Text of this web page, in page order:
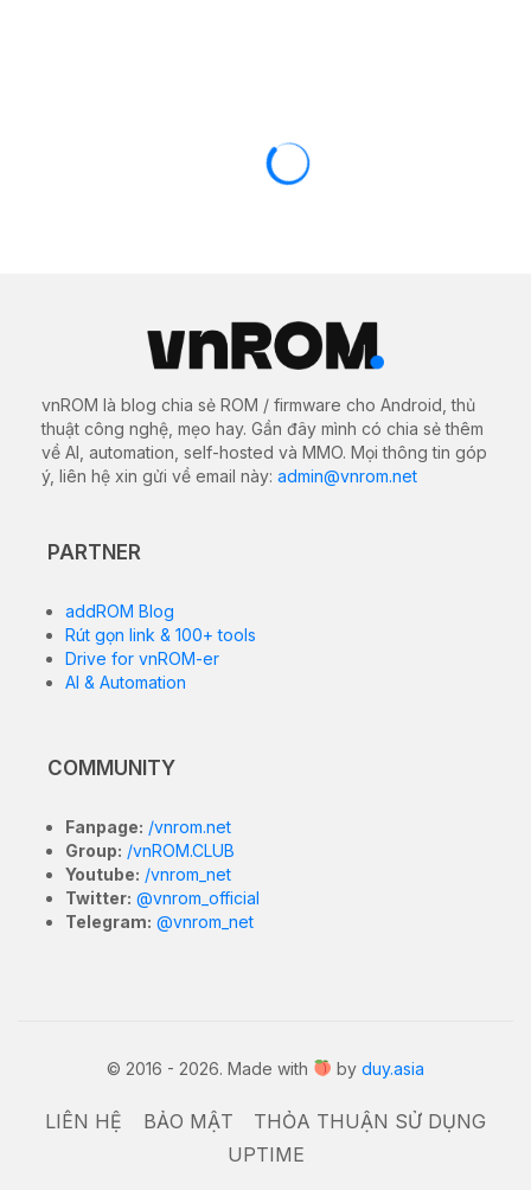
APPLE THỦ THUẬT HAY
Cách cài đặt Always-on Display cho
Apple hỗ trợ
Always-on Displaylà tính năng cho phép người dùng
xem giờ và thông báo quan trọng ngay cả khi màn
bạn sở hữu iPhone 12 hoặc iPhone 13, vẫn có cách để
thuật đơn giản.
Dưới đây là hướng dẫn chi tiết để cài đặt tính năng
Tính năng này hoạt động tốt nhất trên màn hình
OLED. Nếu sử dụng iPhone với màn hình IPS LCD
(như iPhone 11), tính năng này có thể làm hao pin